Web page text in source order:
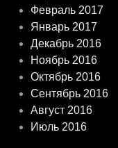
Февраль 2017
Январь 2017
Декабрь 2016
Ноябрь 2016
Октябрь 2016
Сентябрь 2016
Август 2016
Июль 2016